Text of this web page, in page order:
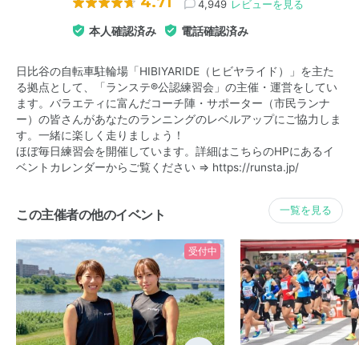
4,949 レビューを見る
本人確認済み 電話確認済み
日比谷の自転車駐輪場「HIBIYARIDE（ヒビヤライド）」を主た
る拠点として、「ランステ®公認練習会」の主催・運営をしてい
ます。バラエティに富んだコーチ陣・サポーター（市民ランナ
ー）の皆さんがあなたのランニングのレベルアップにご協力しま
す。一緒に楽しく走りましょう！
ほぼ毎日練習会を開催しています。詳細はこちらのHPにあるイ
ベントカレンダーからご覧ください ⇒ https://runsta.jp/
この主催者の他のイベント 一覧を見る
受付中